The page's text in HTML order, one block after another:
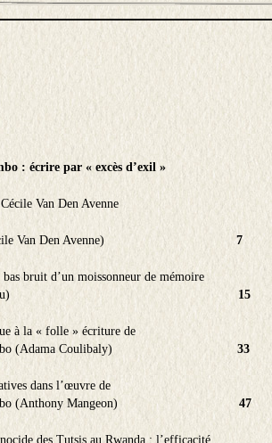
: écrire par « excès d’exil »
Van Den Avenne
(Cécile Van Den Avenne) 7
bruit d’un moissonneur de mémoire
Ducournau) 15
à la « folle » écriture de
(Adama Coulibaly) 33
dans l’œuvre de
(Anthony Mangeon) 47
des Tutsis au Rwanda : l’efficacité